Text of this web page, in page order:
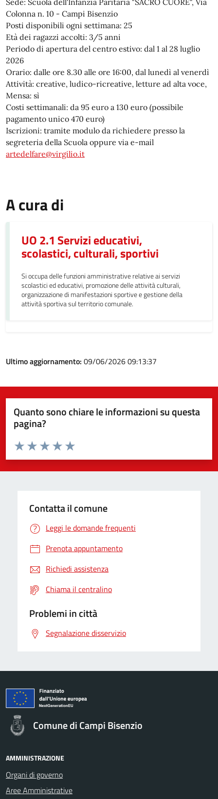
Colonna n. 10 - Campi Bisenzio
Posti disponibili ogni settimana: 25
Età dei ragazzi accolti: 3/5 anni
Periodo di apertura del centro estivo: dal 1 al 28 luglio
2026
Orario: dalle ore 8.30 alle ore 16:00, dal lunedì al venerdì
Attività: creative, ludico-ricreative, letture ad alta voce,
Mensa: sì
Costi settimanali: da 95 euro a 130 euro (possibile
pagamento unico 470 euro)
Iscrizioni: tramite modulo da richiedere presso la
segreteria della Scuola oppure via e-mail
artedelfare@virgilio.it
A cura di
UO 2.1 Servizi educativi,
scolastici, culturali, sportivi
Si occupa delle funzioni amministrative relative ai servizi
scolastici ed educativi, promozione delle attività culturali,
organizzazione di manifestazioni sportive e gestione della
attività sportiva sul territorio comunale.
Ultimo aggiornamento: 09/06/2026 09:13:37
Quanto sono chiare le informazioni su questa
pagina?
Valuta da 1 a 5 stelle la pagina
Valuta 5 stelle su 5
Valuta 4 stelle su 5
Valuta 3 stelle su 5
Valuta 2 stelle su 5
Valuta 1 stelle su 5
Contatta il comune
Leggi le domande frequenti
Prenota appuntamento
Richiedi assistenza
Chiama il centralino
Problemi in città
Segnalazione disservizio
Comune di Campi Bisenzio
AMMINISTRAZIONE
Organi di governo
Aree Amministrative